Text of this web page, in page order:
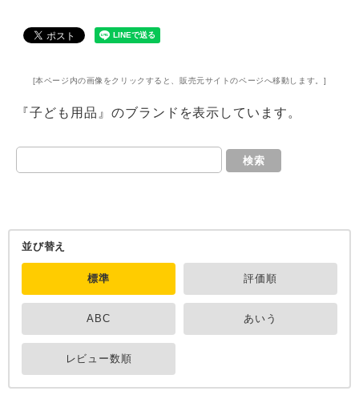
[本ページ内の画像をクリックすると、販売元サイトのページへ移動します。]
『子ども用品』のブランドを表示しています。
検索
並び替え
標準 評価順
ABC あいう
レビュー数順